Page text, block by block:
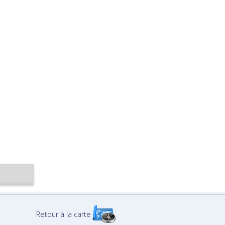
Retour à la carte